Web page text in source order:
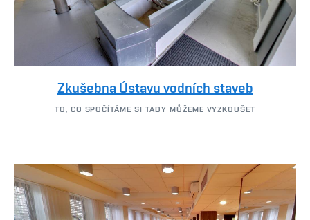
Zkušebna Ústavu vodních staveb
TO, CO SPOČÍTÁME SI TADY MŮŽEME VYZKOUŠET